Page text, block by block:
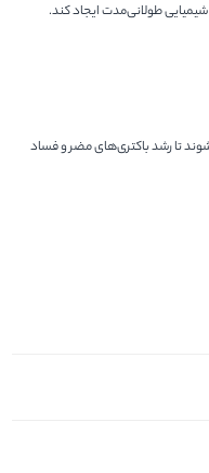
طولانی‌مدت ایجاد کند.
تا رشد باکتری‌های مضر و فساد